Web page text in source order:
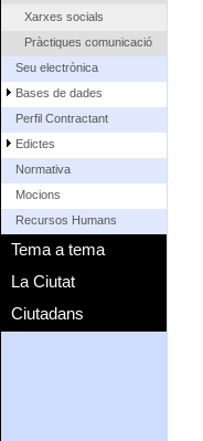
Xarxes socials
Pràctiques comunicació
Seu electrònica
Bases de dades
Perfil Contractant
Edictes
Normativa
Mocions
Recursos Humans
Tema a tema
La Ciutat
Ciutadans